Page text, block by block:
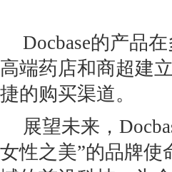
Docbase的产品
高端药店和商超建
捷的购买渠道。
展望未来，
女性之美”的品牌使